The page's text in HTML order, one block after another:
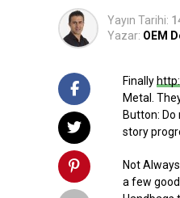
Yayın Tarihi:
Yazar: OEM
Finally
Metal.
Button:
story
Not
a few